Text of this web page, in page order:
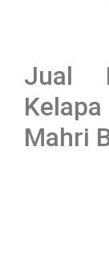
Jual
Mahri